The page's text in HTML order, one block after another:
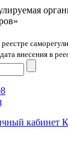
внесения в
кабинет